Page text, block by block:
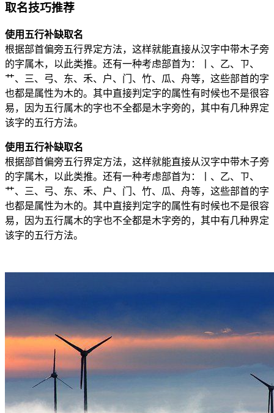
取名技巧推荐
使用五行补缺取名
根据部首偏旁五行界定方法，这样就能直接从汉字中带木子旁
的字属木，以此类推。还有一种考虑部首为：丨、乙、ㄗ、
艹、三、弓、东、禾、户、门、竹、瓜、舟等，这些部首的字
也都是属性为木的。其中直接判定字的属性有时候也不是很容
易，因为五行属木的字也不全都是木字旁的，其中有几种界定
该字的五行方法。
使用五行补缺取名
根据部首偏旁五行界定方法，这样就能直接从汉字中带木子旁
的字属木，以此类推。还有一种考虑部首为：丨、乙、ㄗ、
艹、三、弓、东、禾、户、门、竹、瓜、舟等，这些部首的字
也都是属性为木的。其中直接判定字的属性有时候也不是很容
易，因为五行属木的字也不全都是木字旁的，其中有几种界定
该字的五行方法。